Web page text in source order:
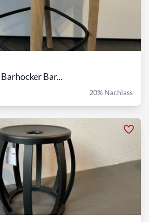
Bar...
20% Nachlass